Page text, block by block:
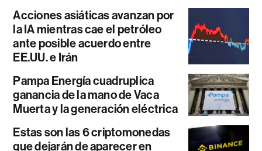
Acciones asiáticas avanzan por
la IA mientras cae el petróleo
ante posible acuerdo entre
EE.UU. e Irán
Pampa Energía cuadruplica
ganancia de la mano de Vaca
Muerta y la generación eléctrica
Estas son las 6 criptomonedas
que dejarán de aparecer en